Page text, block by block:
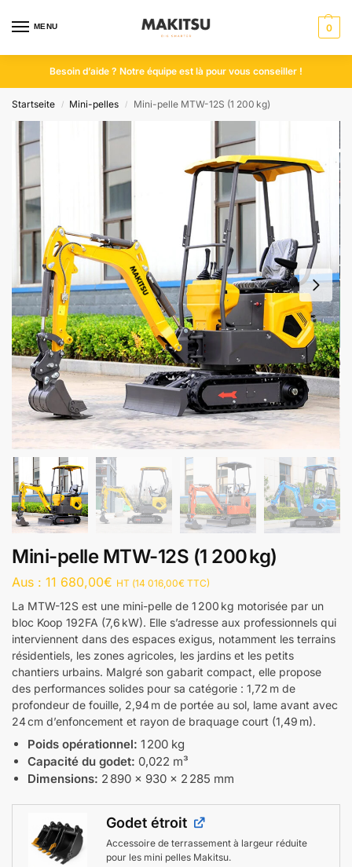
MENU 0
Besoin d’aide ? Notre équipe est là pour vous conseiller !
Startseite / Mini-pelles / Mini-pelle MTW-12S (1 200 kg)
Mini-pelle MTW-12S (1 200 kg)
Aus : 11 680,00€ HT (14 016,00€ TTC)
La MTW-12S est une mini-pelle de 1 200 kg motorisée par un
bloc Koop 192FA (7,6 kW). Elle s’adresse aux professionnels qui
interviennent dans des espaces exigus, notamment les terrains
résidentiels, les zones agricoles, les jardins et les petits
chantiers urbains. Malgré son gabarit compact, elle propose
des performances solides pour sa catégorie : 1,72 m de
profondeur de fouille, 2,94 m de portée au sol, lame avant avec
24 cm d’enfoncement et rayon de braquage court (1,49 m).
Poids opérationnel: 1 200 kg
Capacité du godet: 0,022 m³
Dimensions: 2 890 × 930 × 2 285 mm
Godet étroit
Accessoire de terrassement à largeur réduite
pour les mini pelles Makitsu.